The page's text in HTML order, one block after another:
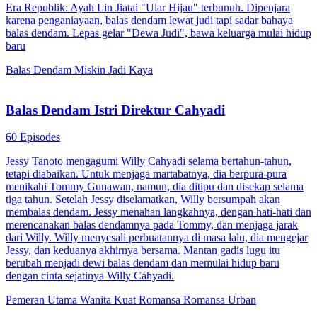
Era Republik: Ayah Lin Jiatai "Ular Hijau" terbunuh. Dipenjara
karena penganiayaan, balas dendam lewat judi tapi sadar bahaya
balas dendam. Lepas gelar "Dewa Judi", bawa keluarga mulai hidup
baru
Balas Dendam Miskin Jadi Kaya
Balas Dendam Istri Direktur Cahyadi
60 Episodes
Jessy Tanoto mengagumi Willy Cahyadi selama bertahun-tahun,
tetapi diabaikan. Untuk menjaga martabatnya, dia berpura-pura
menikahi Tommy Gunawan, namun, dia ditipu dan disekap selama
tiga tahun. Setelah Jessy diselamatkan, Willy bersumpah akan
membalas dendam. Jessy menahan langkahnya, dengan hati-hati dan
merencanakan balas dendamnya pada Tommy, dan menjaga jarak
dari Willy. Willy menyesali perbuatannya di masa lalu, dia mengejar
Jessy, dan keduanya akhirnya bersama. Mantan gadis lugu itu
berubah menjadi dewi balas dendam dan memulai hidup baru
dengan cinta sejatinya Willy Cahyadi.
Pemeran Utama Wanita Kuat Romansa Romansa Urban